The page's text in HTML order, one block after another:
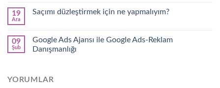
19
Ara
Saçımı düzleştirmek için ne yapmalıyım?
09
Şub
Google Ads Ajansı ile Google Ads-Reklam
Danışmanlığı
YORUMLAR